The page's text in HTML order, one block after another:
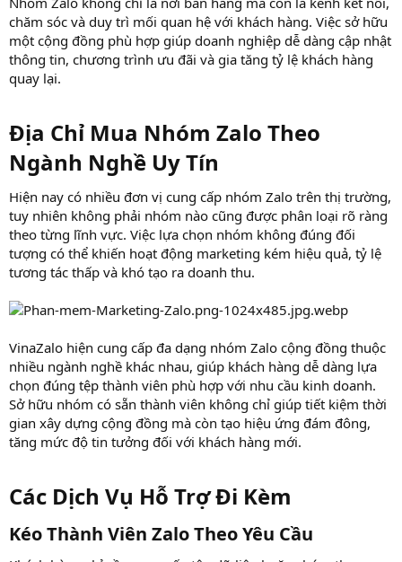
chăm sóc và duy trì mối quan hệ với khách hàng. Việc sở hữu
một cộng đồng phù hợp giúp doanh nghiệp dễ dàng cập nhật
thông tin, chương trình ưu đãi và gia tăng tỷ lệ khách hàng
quay lại.
Địa Chỉ Mua Nhóm Zalo Theo
Ngành Nghề Uy Tín​
Hiện nay có nhiều đơn vị cung cấp nhóm Zalo trên thị trường,
tuy nhiên không phải nhóm nào cũng được phân loại rõ ràng
theo từng lĩnh vực. Việc lựa chọn nhóm không đúng đối
tượng có thể khiến hoạt động marketing kém hiệu quả, tỷ lệ
tương tác thấp và khó tạo ra doanh thu.
VinaZalo hiện cung cấp đa dạng nhóm Zalo cộng đồng thuộc
nhiều ngành nghề khác nhau, giúp khách hàng dễ dàng lựa
chọn đúng tệp thành viên phù hợp với nhu cầu kinh doanh.
Sở hữu nhóm có sẵn thành viên không chỉ giúp tiết kiệm thời
gian xây dựng cộng đồng mà còn tạo hiệu ứng đám đông,
tăng mức độ tin tưởng đối với khách hàng mới.
Các Dịch Vụ Hỗ Trợ Đi Kèm​
Kéo Thành Viên Zalo Theo Yêu Cầu​